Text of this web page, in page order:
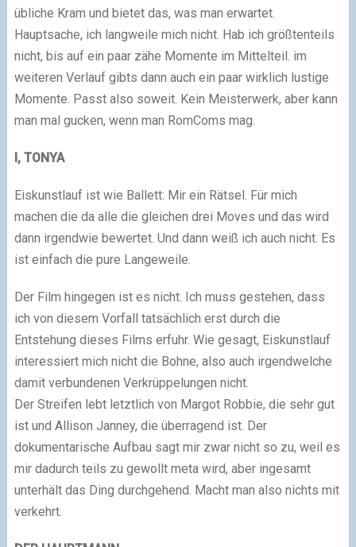
übliche Kram und bietet das, was man erwartet.
Hauptsache, ich langweile mich nicht. Hab ich größtenteils
nicht, bis auf ein paar zähe Momente im Mittelteil. im
weiteren Verlauf gibts dann auch ein paar wirklich lustige
Momente. Passt also soweit. Kein Meisterwerk, aber kann
man mal gucken, wenn man RomComs mag.
I, TONYA
Eiskunstlauf ist wie Ballett: Mir ein Rätsel. Für mich
machen die da alle die gleichen drei Moves und das wird
dann irgendwie bewertet. Und dann weiß ich auch nicht. Es
ist einfach die pure Langeweile.
Der Film hingegen ist es nicht. Ich muss gestehen, dass
ich von diesem Vorfall tatsächlich erst durch die
Entstehung dieses Films erfuhr. Wie gesagt, Eiskunstlauf
interessiert mich nicht die Bohne, also auch irgendwelche
damit verbundenen Verkrüppelungen nicht.
Der Streifen lebt letztlich von Margot Robbie, die sehr gut
ist und Allison Janney, die überragend ist. Der
dokumentarische Aufbau sagt mir zwar nicht so zu, weil es
mir dadurch teils zu gewollt meta wird, aber ingesamt
unterhält das Ding durchgehend. Macht man also nichts mit
verkehrt.